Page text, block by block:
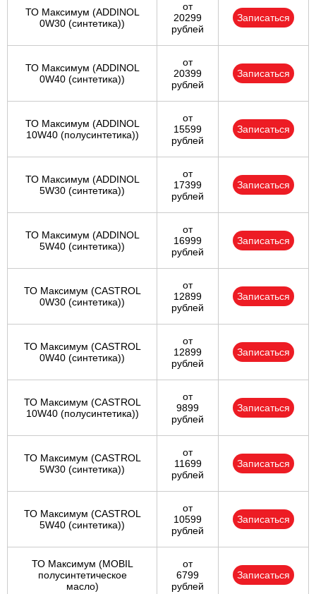
ТО Максимум (ADDINOL
0W30 (синтетика))
от
20299
рублей
Записаться
ТО Максимум (ADDINOL
0W40 (синтетика))
от
20399
рублей
Записаться
ТО Максимум (ADDINOL
10W40 (полусинтетика))
от
15599
рублей
Записаться
ТО Максимум (ADDINOL
5W30 (синтетика))
от
17399
рублей
Записаться
ТО Максимум (ADDINOL
5W40 (синтетика))
от
16999
рублей
Записаться
ТО Максимум (CASTROL
0W30 (синтетика))
от
12899
рублей
Записаться
ТО Максимум (CASTROL
0W40 (синтетика))
от
12899
рублей
Записаться
ТО Максимум (CASTROL
10W40 (полусинтетика))
от
9899
рублей
Записаться
ТО Максимум (CASTROL
5W30 (синтетика))
от
11699
рублей
Записаться
ТО Максимум (CASTROL
5W40 (синтетика))
от
10599
рублей
Записаться
ТО Максимум (MOBIL
полуcинтетическое
масло)
от
6799
рублей
Записаться